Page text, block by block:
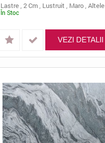
Lastre 2 Cm Lustruit Maro Altele
În Stoc
VEZI DETALII